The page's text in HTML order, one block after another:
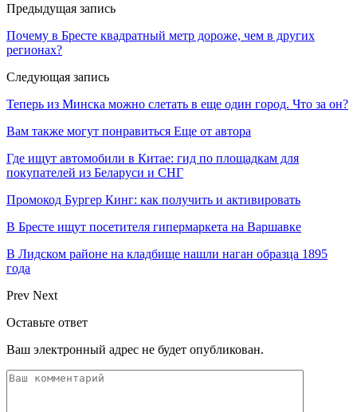
Предыдущая запись
Почему в Бресте квадратный метр дороже, чем в других
регионах?
Следующая запись
Теперь из Минска можно слетать в еще один город. Что за он?
Вам также могут понравиться Еще от автора
Где ищут автомобили в Китае: гид по площадкам для
покупателей из Беларуси и СНГ
Промокод Бургер Кинг: как получить и активировать
В Бресте ищут посетителя гипермаркета на Варшавке
В Лидском районе на кладбище нашли наган образца 1895
года
Prev Next
Оставьте ответ
Ваш электронный адрес не будет опубликован.